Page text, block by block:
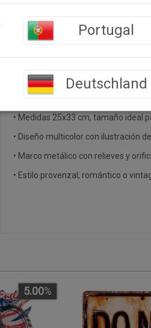
Montaje: Viene montado
Color: Multicolor
Acerca de este producto:
• Calendario perpetuo de metal
• Medidas 25x33 cm, tamaño ideal
• Diseño multicolor con ilustración
• Marco metálico con relieves y
• Estilo provenzal, romántico o
5.00%
Portugal
Deutschland